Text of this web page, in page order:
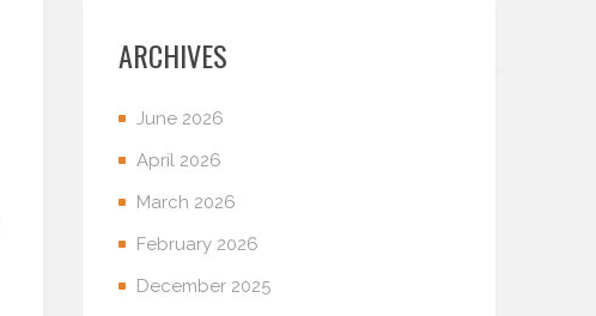
ARCHIVES
June 2026
April 2026
March 2026
February 2026
December 2025